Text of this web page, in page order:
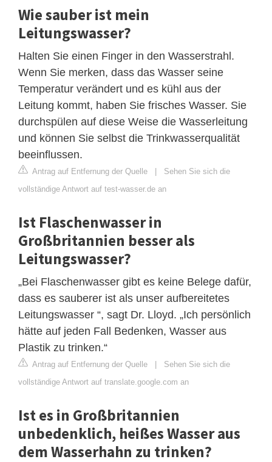
Wie sauber ist mein
Leitungswasser?
Halten Sie einen Finger in den Wasserstrahl.
Wenn Sie merken, dass das Wasser seine
Temperatur verändert und es kühl aus der
Leitung kommt, haben Sie frisches Wasser. Sie
durchspülen auf diese Weise die Wasserleitung
und können Sie selbst die Trinkwasserqualität
beeinflussen.
Antrag auf Entfernung der Quelle | Sehen Sie sich die
vollständige Antwort auf test-wasser.de an
Ist Flaschenwasser in
Großbritannien besser als
Leitungswasser?
„Bei Flaschenwasser gibt es keine Belege dafür,
dass es sauberer ist als unser aufbereitetes
Leitungswasser “, sagt Dr. Lloyd. „Ich persönlich
hätte auf jeden Fall Bedenken, Wasser aus
Plastik zu trinken.“
Antrag auf Entfernung der Quelle | Sehen Sie sich die
vollständige Antwort auf translate.google.com an
Ist es in Großbritannien
unbedenklich, heißes Wasser aus
dem Wasserhahn zu trinken?